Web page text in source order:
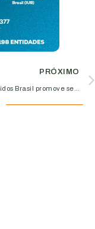
PRÓXIMO